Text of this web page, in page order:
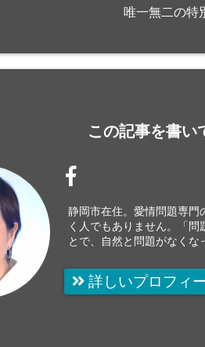
唯一無二の特
この記事を書い
静岡市在住。愛情問題専門
く人でもありません。「
とで、自然と問題がなくな
詳しいプロフィ